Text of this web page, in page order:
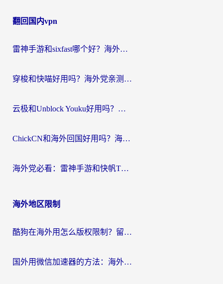
导
翻回国内vpn
雷神手游和sixfast哪个好？海外党亲测3款回国加速器，教你选对不踩坑
穿梭和快喵好用吗？海外党亲测：小众加速器对比+番茄加速器深度体验
云极和Unblock Youku好用吗？海外党亲测+2026回国加速器避坑指南
ChickCN和海外回国好用吗？海外党2026亲测：从手游到影音，选对加速器的3个关键
海外党必看：雷神手游和快帆TV版好用吗？3步选对回国加速器不踩坑
海外地区限制
酷狗在海外用怎么版权限制？留学生亲测：3步解决听国内音乐难题
国外用微信加速器的方法：海外党无缝连接国内生活的实用指南